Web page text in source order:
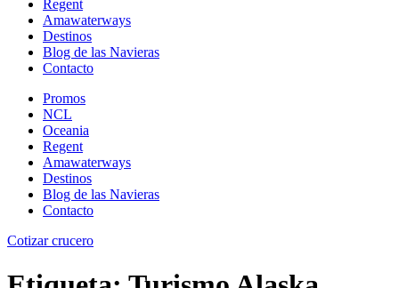
Regent
Amawaterways
Destinos
Blog de las Navieras
Contacto
Promos
NCL
Oceania
Regent
Amawaterways
Destinos
Blog de las Navieras
Contacto
Cotizar crucero